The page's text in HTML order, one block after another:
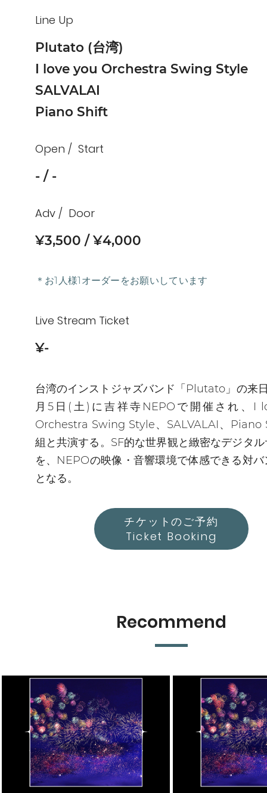
Line Up
Plutato (台湾)
I love you Orchestra Swing Style
SALVALAI
Piano Shift
Open Start
- -
Adv Door
¥3,500 ¥4,000
＊お1人様1オーダーをお願いしています
Live Stream Ticket
¥-
台湾のインストジャズバンド「Plutato」の来
月5日(土)に吉祥寺NEPOで開催され、I
Orchestra Swing Style、SALVALAI、Piano
組と共演する。SF的な世界観と緻密なデジタ
を、NEPOの映像・音響環境で体感できる対
となる。
チケットのご予約
Ticket Booking
Recommend